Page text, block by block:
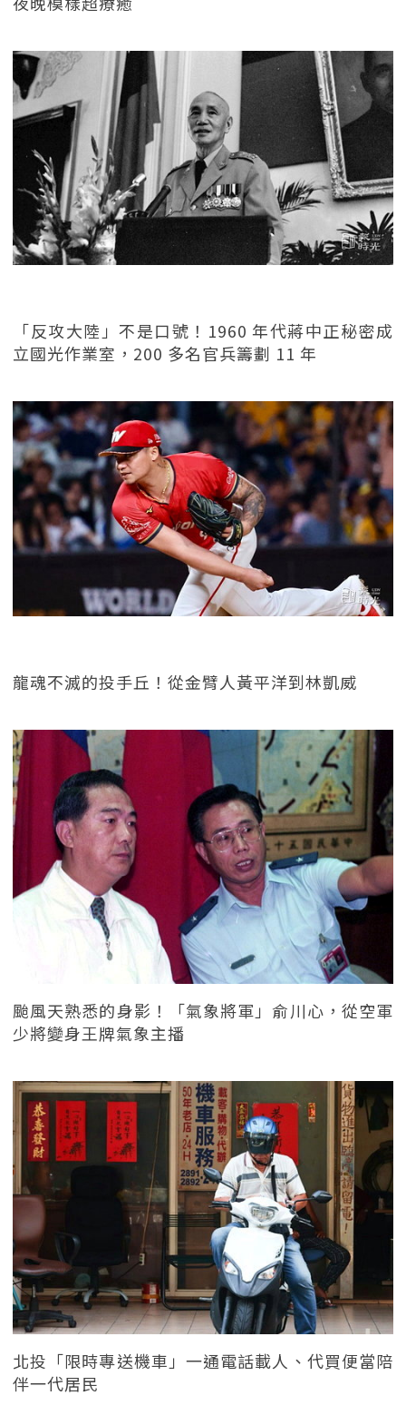
「反攻大陸」不是口號！1960 年代蔣中正秘密成
立國光作業室，200 多名官兵籌劃 11 年
龍魂不滅的投手丘！從金臂人黃平洋到林凱威
颱風天熟悉的身影！「氣象將軍」俞川心，從空軍
少將變身王牌氣象主播
北投「限時專送機車」一通電話載人、代買便當陪
伴一代居民